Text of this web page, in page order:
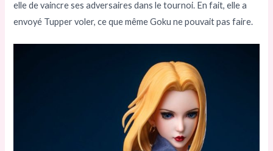
elle de vaincre ses adversaires dans le tournoi. En fait, elle a
envoyé Tupper voler, ce que même Goku ne pouvait pas faire.